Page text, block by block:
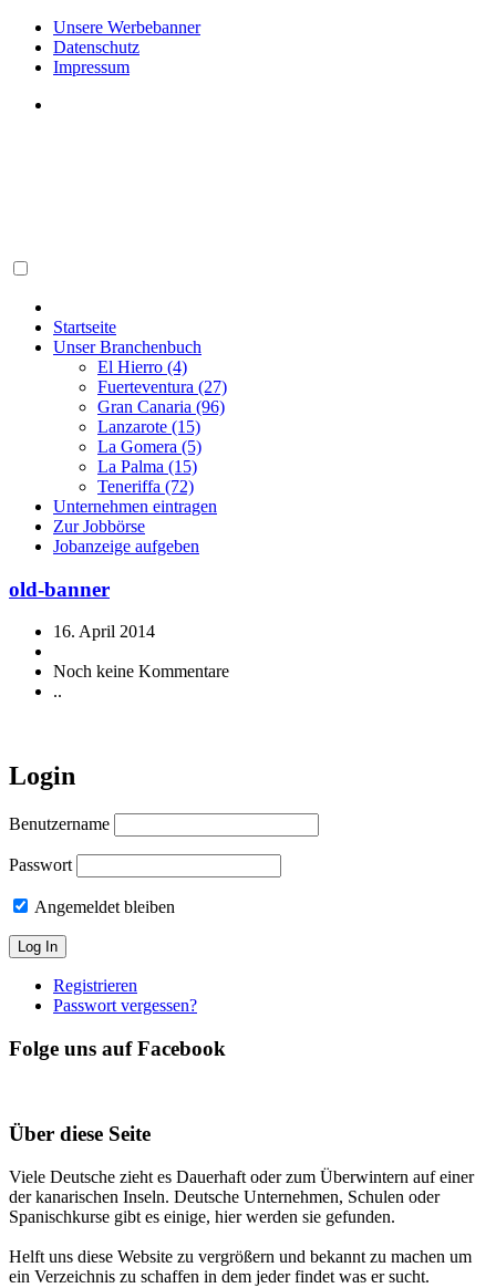
Unsere Werbebanner
Datenschutz
Impressum
Startseite
Unser Branchenbuch
El Hierro (4)
Fuerteventura (27)
Gran Canaria (96)
Lanzarote (15)
La Gomera (5)
La Palma (15)
Teneriffa (72)
Unternehmen eintragen
Zur Jobbörse
Jobanzeige aufgeben
old-banner
16. April 2014
Noch keine Kommentare
..
Login
Benutzername
Passwort
Angemeldet bleiben
Registrieren
Passwort vergessen?
Folge uns auf Facebook
Über diese Seite
Viele Deutsche zieht es Dauerhaft oder zum Überwintern auf einer
der kanarischen Inseln. Deutsche Unternehmen, Schulen oder
Spanischkurse gibt es einige, hier werden sie gefunden.
Helft uns diese Website zu vergrößern und bekannt zu machen um
ein Verzeichnis zu schaffen in dem jeder findet was er sucht.